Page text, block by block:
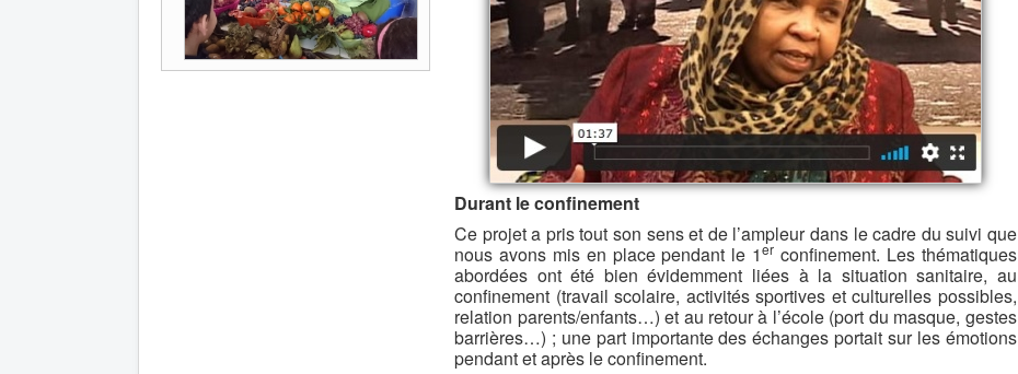
Durant le confinement
Ce projet a pris tout son sens et de l’ampleur dans le cadre du suivi que
nous avons mis en place pendant le 1er confinement. Les thématiques
abordées ont été bien évidemment liées à la situation sanitaire, au
confinement (travail scolaire, activités sportives et culturelles possibles,
relation parents/enfants…) et au retour à l’école (port du masque, gestes
barrières…) ; une part importante des échanges portait sur les émotions
pendant et après le confinement.